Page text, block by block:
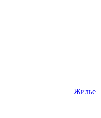
Жилье